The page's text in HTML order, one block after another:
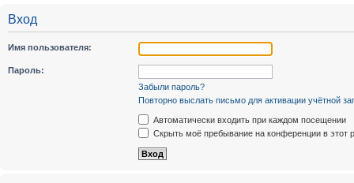
Вход
Имя пользователя:
Пароль:
Забыли пароль?
Повторно выслать письмо для активации учётной
Автоматически входить при каждом посещении
Скрыть моё пребывание на конференции в этот